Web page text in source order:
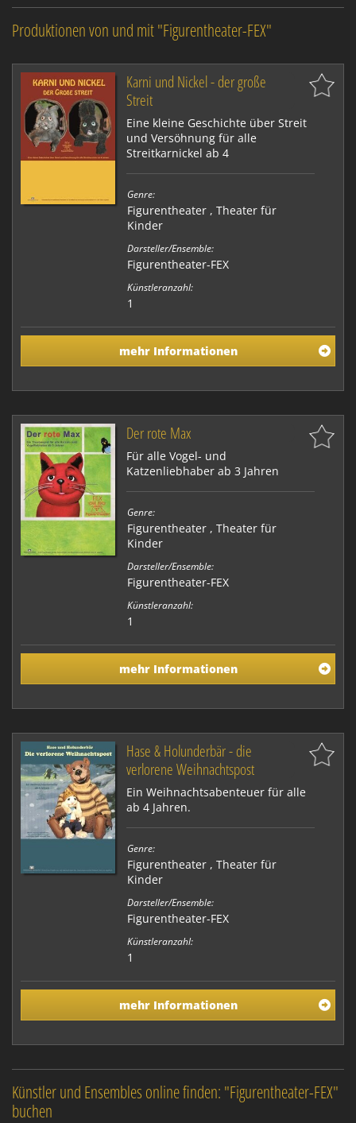
Produktionen von und mit "Figurentheater-FEX"
Karni und Nickel - der große
Streit
Eine kleine Geschichte über Streit
und Versöhnung für alle
Streitkarnickel ab 4
Genre:
Figurentheater, Theater für
Kinder
Darsteller/Ensemble:
Figurentheater-FEX
Künstleranzahl:
1
mehr Informationen
Der rote Max
Für alle Vogel- und
Katzenliebhaber ab 3 Jahren
Genre:
Figurentheater, Theater für
Kinder
Darsteller/Ensemble:
Figurentheater-FEX
Künstleranzahl:
1
mehr Informationen
Hase & Holunderbär - die
verlorene Weihnachtspost
Ein Weihnachtsabenteuer für alle
ab 4 Jahren.
Genre:
Figurentheater, Theater für
Kinder
Darsteller/Ensemble:
Figurentheater-FEX
Künstleranzahl:
1
mehr Informationen
Künstler und Ensembles online finden: "Figurentheater-FEX"
buchen